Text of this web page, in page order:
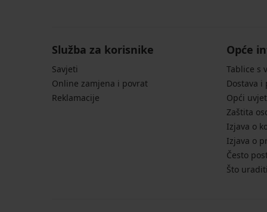
Služba za korisnike
Savjeti
Online zamjena i povrat
Reklamacije
Opće
Tablice s
Dostava i
Opći
Zaštita
Izjava o
Izjava o
Često
Što